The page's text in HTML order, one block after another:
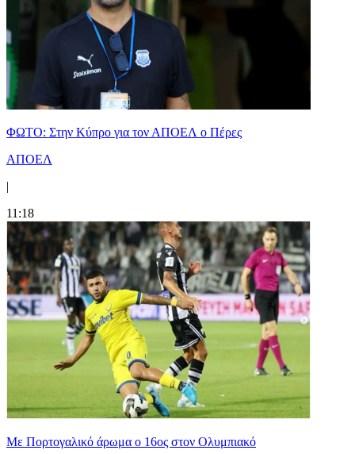
ΦΩΤΟ: Στην Κύπρο για τον ΑΠΟΕΛ ο Πέρες
ΑΠΟΕΛ
|
11:18
Με Πορτογαλικό άρωμα ο 16ος στον Ολυμπιακό